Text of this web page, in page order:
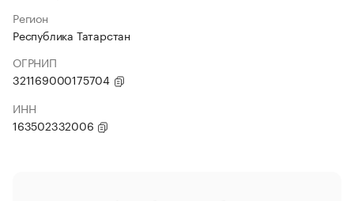
Регион
Республика Татарстан
ОГРНИП
321169000175704
ИНН
163502332006